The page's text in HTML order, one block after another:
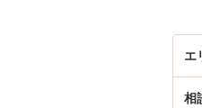
エ
相